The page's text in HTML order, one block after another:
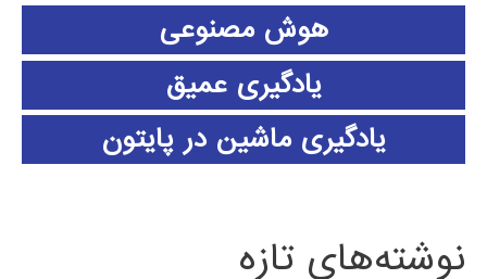
هوش مصنوعی
یادگیری عمیق
یادگیری ماشین در پایتون
نوشته‌های تازه